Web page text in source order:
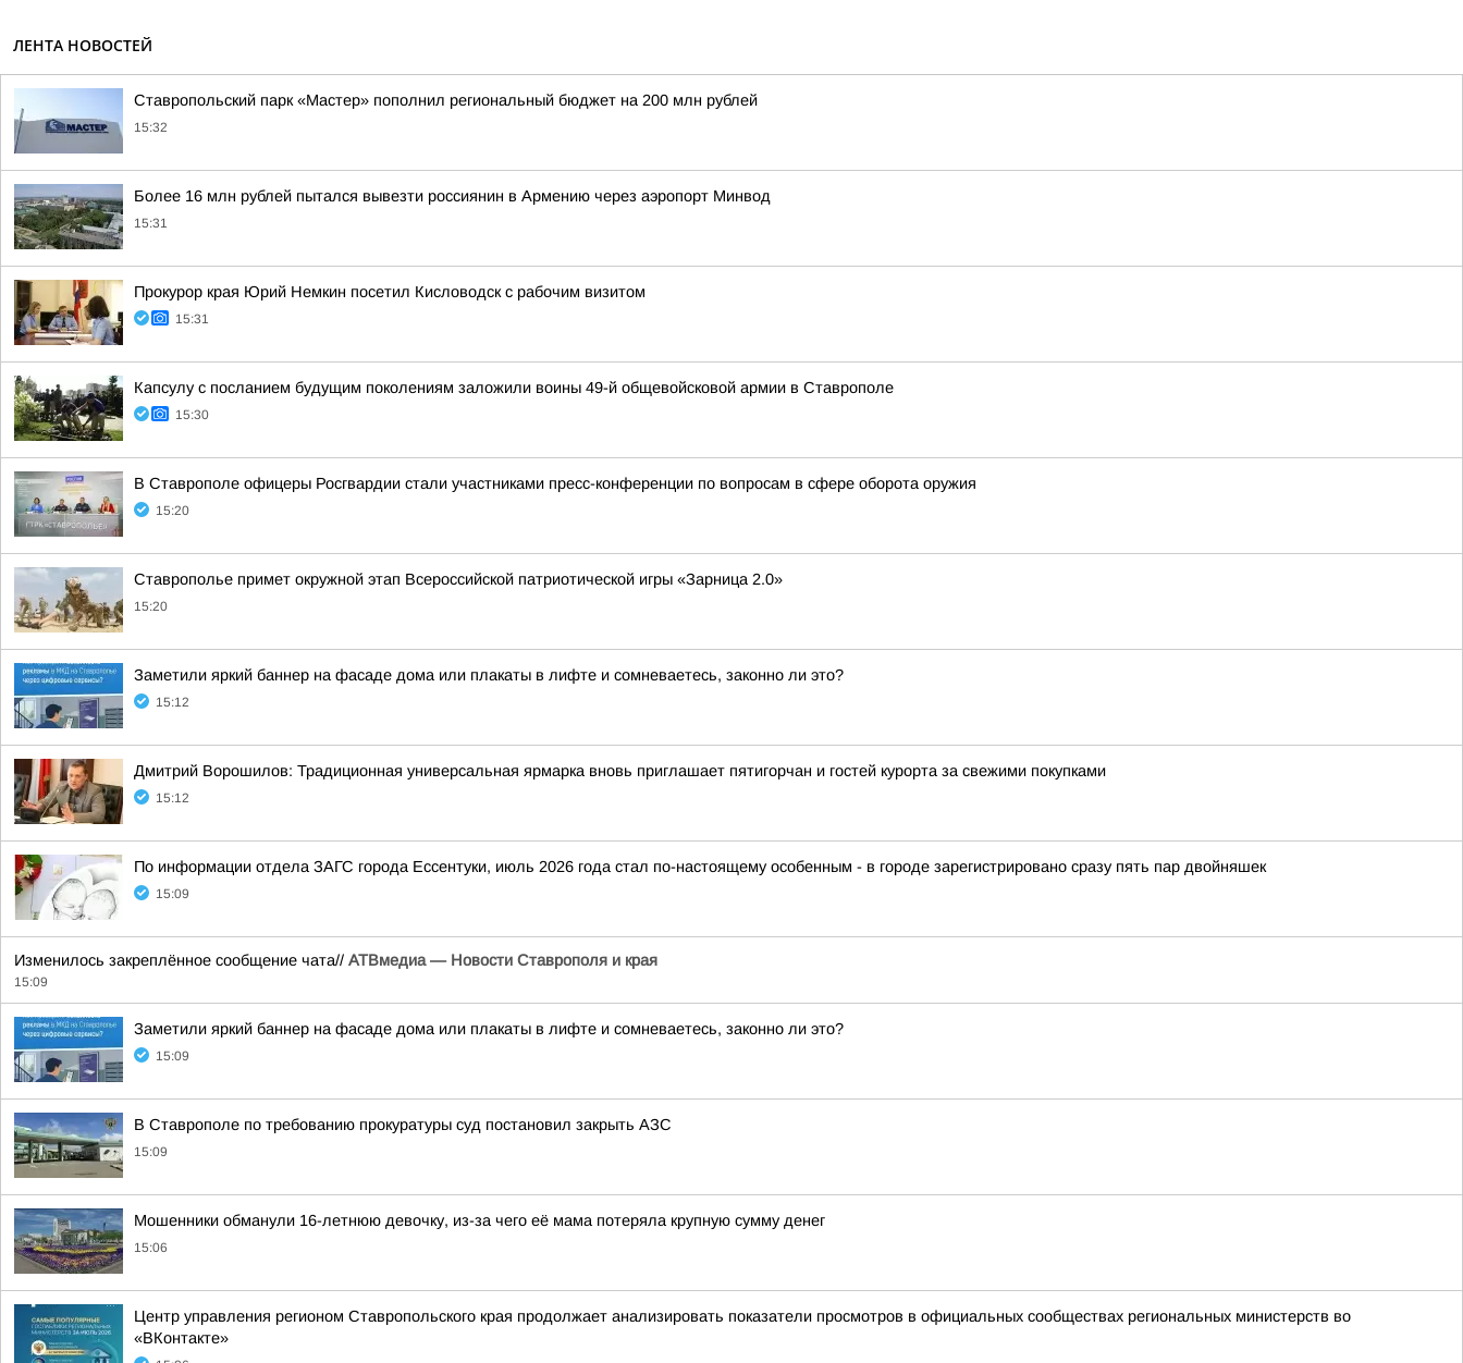
ЛЕНТА НОВОСТЕЙ
Ставропольский парк «Мастер» пополнил региональный бюджет на 200 млн рублей
15:32
Более 16 млн рублей пытался вывезти россиянин в Армению через аэропорт Минвод
15:31
Прокурор края Юрий Немкин посетил Кисловодск с рабочим визитом
15:31
Капсулу с посланием будущим поколениям заложили воины 49-й общевойсковой армии в Ставрополе
15:30
В Ставрополе офицеры Росгвардии стали участниками пресс-конференции по вопросам в сфере оборота оружия
15:20
Ставрополье примет окружной этап Всероссийской патриотической игры «Зарница 2.0»
15:20
Заметили яркий баннер на фасаде дома или плакаты в лифте и сомневаетесь, законно ли это?
15:12
Дмитрий Ворошилов: Традиционная универсальная ярмарка вновь приглашает пятигорчан и гостей курорта за свежими покупками
15:12
По информации отдела ЗАГС города Ессентуки, июль 2026 года стал по-настоящему особенным - в городе зарегистрировано сразу пять пар двойняшек
15:09
Изменилось закреплённое сообщение чата// АТВмедиа — Новости Ставрополя и края
15:09
Заметили яркий баннер на фасаде дома или плакаты в лифте и сомневаетесь, законно ли это?
15:09
В Ставрополе по требованию прокуратуры суд постановил закрыть АЗС
15:09
Мошенники обманули 16-летнюю девочку, из-за чего её мама потеряла крупную сумму денег
15:06
Центр управления регионом Ставропольского края продолжает анализировать показатели просмотров в официальных сообществах региональных министерств во
«ВКонтакте»